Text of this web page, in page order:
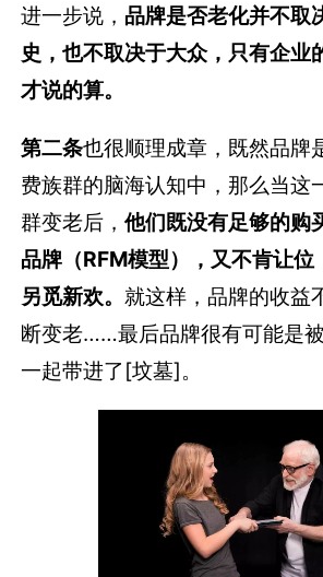
进一步说， 品牌是否老化并不取
史，也不取决于大众，只有企业
才说的算。
第二条也很顺理成章，既然品牌
费族群的脑海认知中，那么当这
群变老后，他们既没有足够的购
品牌（RFM模型），又不肯让位
另觅新欢。就这样，品牌的收益
断变老……最后品牌很有可能是
一起带进了[坟墓]。